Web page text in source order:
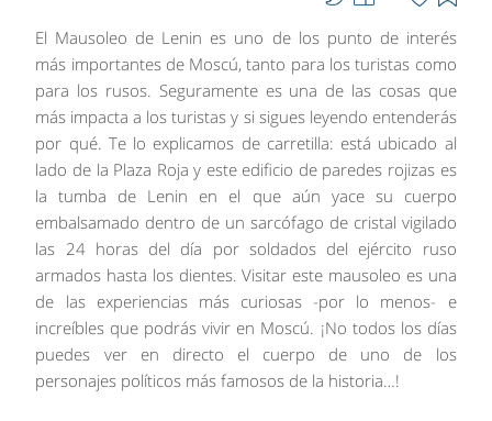
El Mausoleo de Lenin es uno de los punto de interés
más importantes de Moscú, tanto para los turistas como
para los rusos. Seguramente es una de las cosas que
más impacta a los turistas y si sigues leyendo entenderás
por qué. Te lo explicamos de carretilla: está ubicado al
lado de la Plaza Roja y este edificio de paredes rojizas es
la tumba de Lenin en el que aún yace su cuerpo
embalsamado dentro de un sarcófago de cristal vigilado
las 24 horas del día por soldados del ejército ruso
armados hasta los dientes. Visitar este mausoleo es una
de las experiencias más curiosas -por lo menos- e
increíbles que podrás vivir en Moscú. ¡No todos los días
puedes ver en directo el cuerpo de uno de los
personajes políticos más famosos de la historia…!